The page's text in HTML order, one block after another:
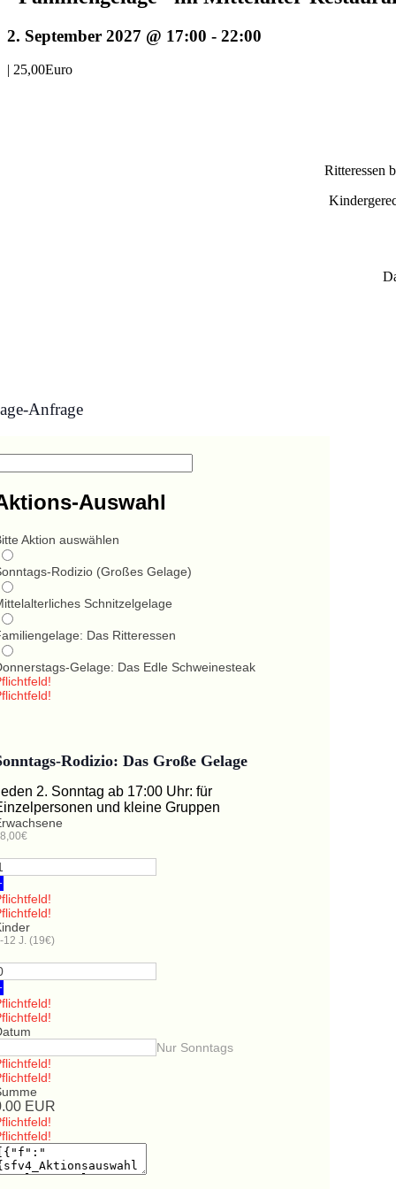
2. September 2027 @ 17:00 - 22:00
| 25,00Euro
Ritteressen
Anfrage
Auswahl
Aktion auswählen
Rodizio (Großes Gelage)
Schnitzelgelage
Das Ritteressen
Gelage: Das Edle Schweinesteak
Rodizio: Das Große Gelage
2. Sonntag ab 17:00 Uhr: für
und kleine Gruppen
12 J. (19€)
Nur Sonntags
EUR